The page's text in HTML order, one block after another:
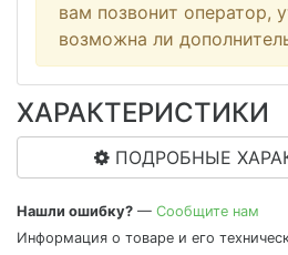
вам позвонит оператор,
возможна ли
ХАРАКТЕРИСТИКИ
ПОДРОБНЫЕ
Нашли ошибку? — Сообщите нам
Информация о товаре и его